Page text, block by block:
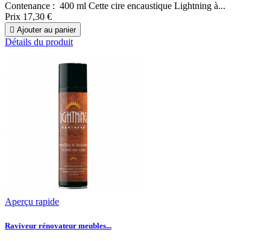
Contenance : 400 ml Cette cire encaustique Lightning à...
Prix 17,30 €
 Ajouter au panier
Détails du produit
Aperçu rapide
Raviveur rénovateur meubles...